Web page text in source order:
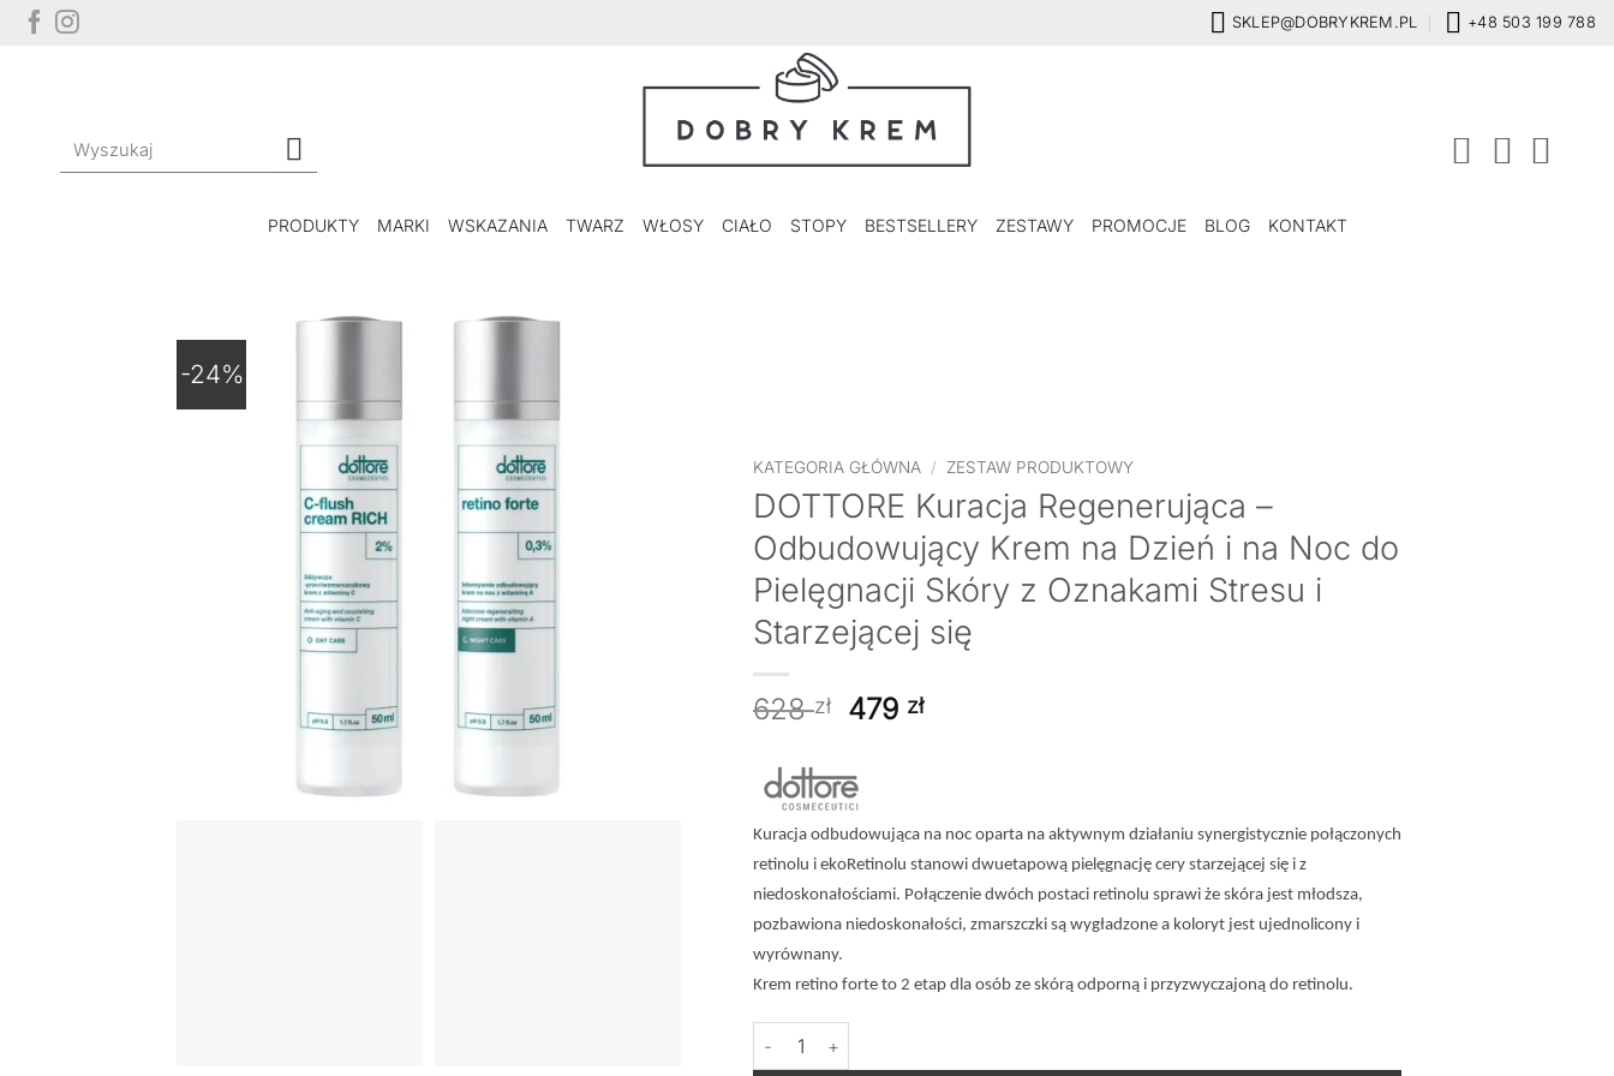
Przewiń
SKLEP@DOBRYKREM.PL +48 503 199 788
Szukaj:
PRODUKTY MARKI WSKAZANIA TWARZ WŁOSY CIAŁO STOPY BESTSELLERY ZESTAWY PROMOCJE BLOG KONTAKT
-24%
KATEGORIA GŁÓWNA / ZESTAW PRODUKTOWY
DOTTORE Kuracja Regenerująca –
Odbudowujący Krem na Dzień i na Noc do
Pielęgnacji Skóry z Oznakami Stresu i
Starzejącej się
628zł
Pierwotna
628 zł.
479 złAktualna
Kuracja odbudowująca na noc oparta na aktywnym działaniu synergistycznie połączonych
retinolu i ekoRetinolu stanowi dwuetapową pielęgnację cery starzejącej się i z
niedoskonałościami. Połączenie dwóch postaci retinolu sprawi że skóra jest młodsza,
pozbawiona niedoskonałości, zmarszczki są wygładzone a koloryt jest ujednolicony i
wyrównany.
Krem retino forte to 2 etap dla osób ze skórą odporną i przyzwyczajoną do retinolu.
ilość DOTTORE Kuracja Regenerująca - Odbudowujący Krem na Dzień i na Noc do Pielęgnacji Skóry z